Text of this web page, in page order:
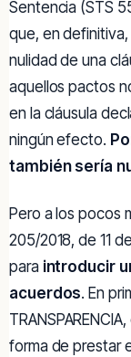
Sentencia (STS
que, en
nulidad de una
aquellos pactos
en la cláusula
ningún efecto.
también sería
Pero a los pocos
205/2018, de 11
para introducir
acuerdos. En
forma de prestar